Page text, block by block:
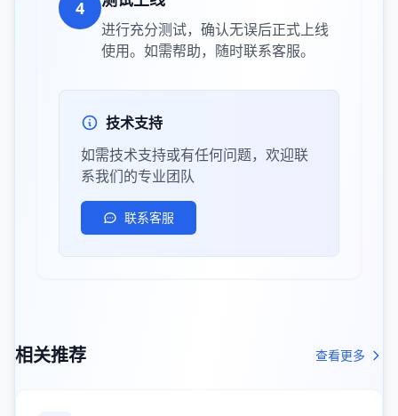
4
进行充分测试，确认无误后正式上线
使用。如需帮助，随时联系客服。
技术支持
如需技术支持或有任何问题，欢迎联
系我们的专业团队
联系客服
相关推荐 查看更多